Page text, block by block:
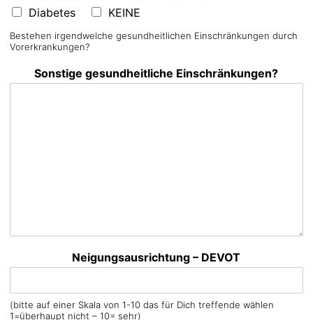
Diabetes
KEINE
Bestehen irgendwelche gesundheitlichen Einschränkungen durch
Vorerkrankungen?
Sonstige gesundheitliche Einschränkungen?
Neigungsausrichtung – DEVOT
(bitte auf einer Skala von 1-10 das für Dich treffende wählen
1=überhaupt nicht – 10= sehr)